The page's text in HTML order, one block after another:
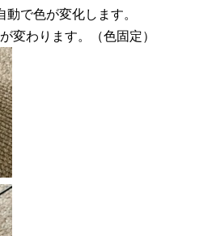
で色が変化します。
変わります。（色固定）